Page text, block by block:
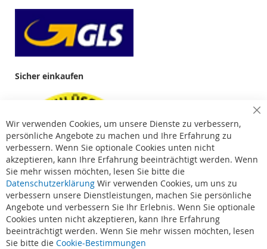
Sicher einkaufen
Suchbegriffe
Wir verwenden Cookies, um unsere Dienste zu verbessern,
persönliche Angebote zu machen und Ihre Erfahrung zu
verbessern. Wenn Sie optionale Cookies unten nicht
akzeptieren, kann Ihre Erfahrung beeinträchtigt werden. Wenn
Sie mehr wissen möchten, lesen Sie bitte die
Datenschutzerklärung Wir verwenden Cookies, um uns zu
verbessern unsere Dienstleistungen, machen Sie persönliche
Angebote und verbessern Sie Ihr Erlebnis. Wenn Sie optionale
Cookies unten nicht akzeptieren, kann Ihre Erfahrung
beeinträchtigt werden. Wenn Sie mehr wissen möchten, lesen
Sie bitte die Cookie-Bestimmungen